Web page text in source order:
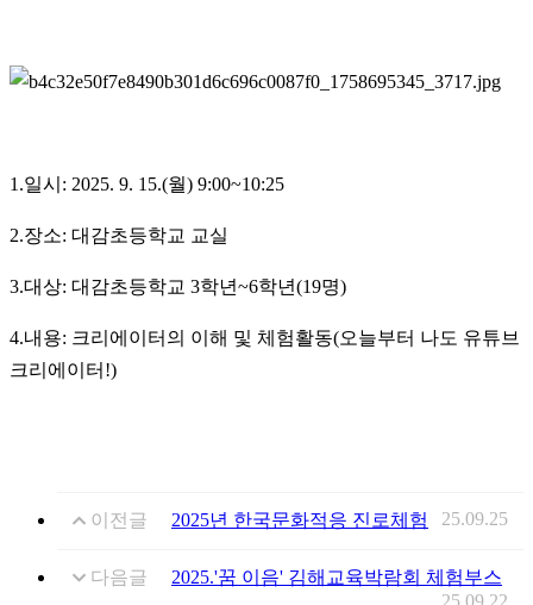
1.일시: 2025. 9. 15.(월) 9:00~10:25
2.장소: 대감초등학교 교실
3.대상: 대감초등학교 3학년~6학년(19명)
4.내용: 크리에이터의 이해 및 체험활동(오늘부터 나도 유튜브
크리에이터!)
이전글 2025년 한국문화적응 진로체험 25.09.25
다음글
2025.'꿈 이음' 김해교육박람회 체험부스